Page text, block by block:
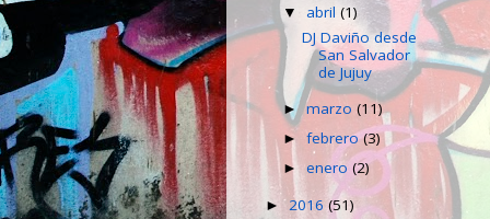
▼ abril(1)
DJ Daviño desde
San Salvador
de Jujuy
►marzo(11)
►febrero(3)
►enero(2)
► 2016 (51)